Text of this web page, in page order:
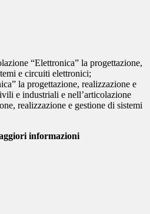
“Elettronica” la progettazione,
e circuiti elettronici;
la progettazione, realizzazione e
e industriali e nell’articolazione
realizzazione e gestione di sistemi
informazioni